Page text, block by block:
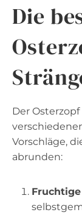
Die
Der
Vorschläge,
abrunden: